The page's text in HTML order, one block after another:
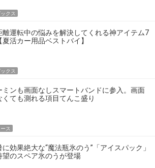
ックス
離運転中の悩みを解決してくれる神アイテム7
夏活カー用品ベストバイ】
ックス
ミンも画面なしスマートバンドに参入。画面
くても測れる項目てんこ盛り
ス
に効果絶大な“魔法瓶氷のう”「アイスパック」
望のスペア氷のうが登場